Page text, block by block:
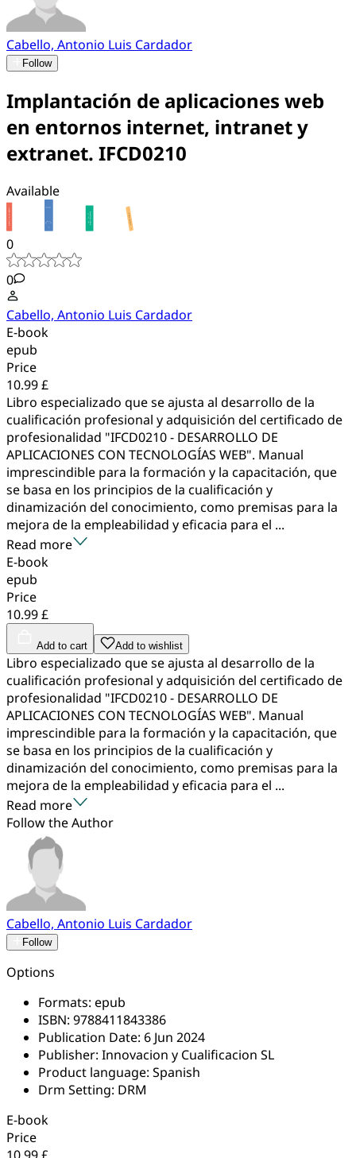
Cabello, Antonio Luis Cardador
Follow
Implantación de aplicaciones web
en entornos internet, intranet y
extranet. IFCD0210
Available
0
0
Cabello, Antonio Luis Cardador
E-book
epub
Price
10.99 £
Libro especializado que se ajusta al desarrollo de la
cualificación profesional y adquisición del certificado de
profesionalidad "IFCD0210 - DESARROLLO DE
APLICACIONES CON TECNOLOGÍAS WEB". Manual
imprescindible para la formación y la capacitación, que
se basa en los principios de la cualificación y
dinamización del conocimiento, como premisas para la
mejora de la empleabilidad y eficacia para el ...
Read more
E-book
epub
Price
10.99 £
Add to cart Add to wishlist
Libro especializado que se ajusta al desarrollo de la
cualificación profesional y adquisición del certificado de
profesionalidad "IFCD0210 - DESARROLLO DE
APLICACIONES CON TECNOLOGÍAS WEB". Manual
imprescindible para la formación y la capacitación, que
se basa en los principios de la cualificación y
dinamización del conocimiento, como premisas para la
mejora de la empleabilidad y eficacia para el ...
Read more
Follow the Author
Cabello, Antonio Luis Cardador
Follow
Options
Formats: epub
ISBN: 9788411843386
Publication Date: 6 Jun 2024
Publisher: Innovacion y Cualificacion SL
Product language: Spanish
Drm Setting: DRM
E-book
Price